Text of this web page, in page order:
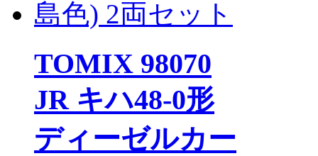
TOMIX 98070
JR キハ48-0形
ディーゼルカー